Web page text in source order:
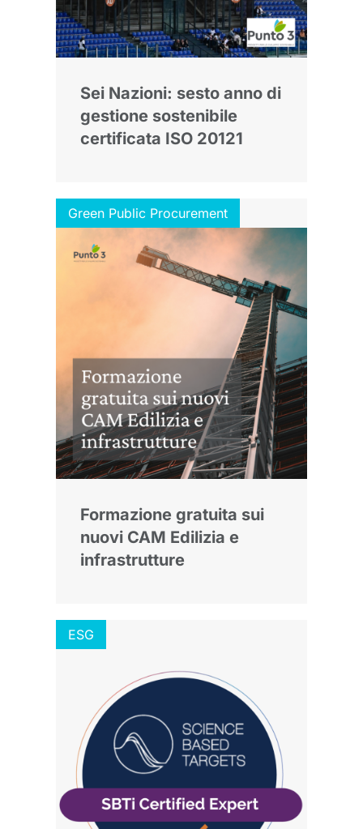
Sei Nazioni: sesto anno di
gestione sostenibile
certificata ISO 20121
Green Public Procurement
Formazione gratuita sui
nuovi CAM Edilizia e
infrastrutture
ESG